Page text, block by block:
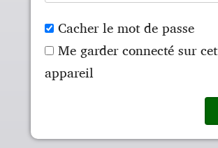
Cacher le mot de passe
Me garder connecté sur cet
appareil